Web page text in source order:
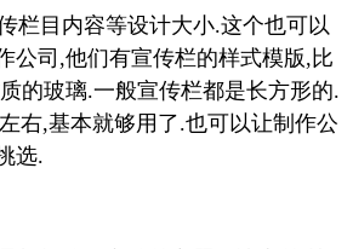
栏目内容等设计大小.这个也可以
公司,他们有宣传栏的样式模版,比
的玻璃.一般宣传栏都是长方形的.
右,基本就够用了.也可以让制作公
选.